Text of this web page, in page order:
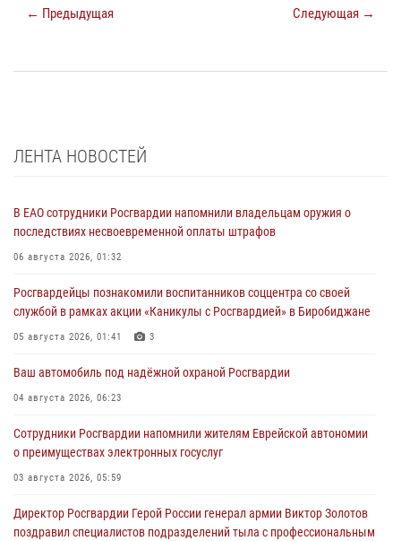
← Предыдущая Следующая →
ЛЕНТА НОВОСТЕЙ
В ЕАО сотрудники Росгвардии напомнили владельцам оружия о
последствиях несвоевременной оплаты штрафов
06 августа 2026, 01:32
Росгвардейцы познакомили воспитанников соццентра со своей
службой в рамках акции «Каникулы с Росгвардией» в Биробиджане
05 августа 2026, 01:41 3
Ваш автомобиль под надёжной охраной Росгвардии
04 августа 2026, 06:23
Сотрудники Росгвардии напомнили жителям Еврейской автономии
о преимуществах электронных госуслуг
03 августа 2026, 05:59
Директор Росгвардии Герой России генерал армии Виктор Золотов
поздравил специалистов подразделений тыла с профессиональным